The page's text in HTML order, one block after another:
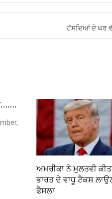
ਹੱਸਦਿਆਂ ਦੇ ਘਰ
ਅਮਰੀਕਾ ਨੇ ਮੁਲਤਵੀ
ਭਾਰਤ ਦੇ ਵਾਧੂ ਟੈਕਸ
ਫੈਸਲਾ